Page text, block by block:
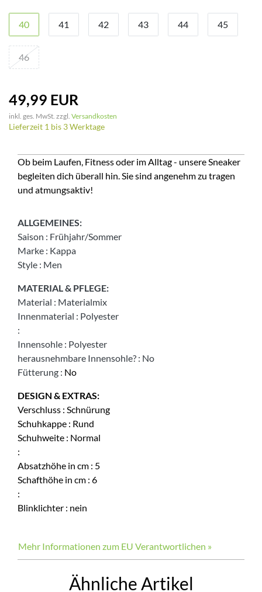
40 41 42 43 44 45
46
49,99 EUR
inkl. ges. MwSt. zzgl. Versandkosten
Lieferzeit 1 bis 3 Werktage
Ob beim Laufen, Fitness oder im Alltag - unsere Sneaker
begleiten dich überall hin. Sie sind angenehm zu tragen
und atmungsaktiv!
ALLGEMEINES:
Saison : Frühjahr/Sommer
Marke : Kappa
Style : Men
MATERIAL & PFLEGE:
Material : Materialmix
Innenmaterial : Polyester
:
Innensohle : Polyester
herausnehmbare Innensohle? : No
Fütterung : No
DESIGN & EXTRAS:
Verschluss : Schnürung
Schuhkappe : Rund
Schuhweite : Normal
:
Absatzhöhe in cm : 5
Schafthöhe in cm : 6
:
Blinklichter : nein
Mehr Informationen zum EU Verantwortlichen »
Ähnliche Artikel